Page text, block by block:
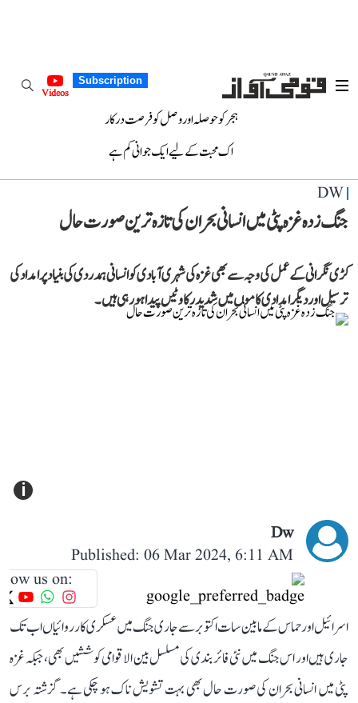
Subscription
Videos
ہجر کو حوصلہ اور وصل کو فرصت درکار
اک محبت کے لیے ایک جوانی کم ہے
DW
جنگ زدہ غزہ پٹی میں انسانی بحران کی تازہ ترین صورت حال
کڑی نگرانی کے عمل کی وجہ سے بھی غزہ کی شہری آبادی کو انسانی ہمدردی کی بنیاد پر امداد کی
ترسیل اور دیگر امدادی کاموں میں شدید رکاوٹیں پیدا ہو رہی ہیں۔
i
Dw
Published: 06 Mar 2024, 6:11 AM
us on:
اسرائیل اور حماس کے مابین سات اکتوبر سے جاری جنگ میں عسکری کارروائیاں اب تک
جاری ہیں اور اس جنگ میں نئی فائر بندی کی مسلسل بین الاقوامی کوششیں بھی، جبکہ غزہ
پٹی میں انسانی بحران کی صورت حال بھی بہت تشویش ناک ہو چکی ہے۔گزشتہ برس